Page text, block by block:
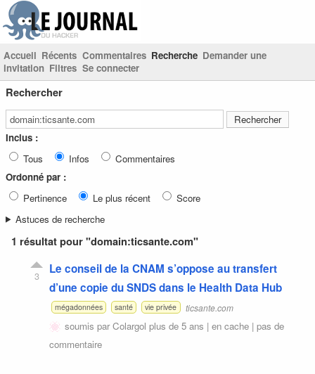
Accueil Récents Commentaires Recherche Demander une
invitation Filtres Se connecter
Rechercher
Inclus :
Tous
Infos
Commentaires
Ordonné par :
Pertinence
Le plus récent
Score
Astuces de recherche
1 résultat pour "domain:ticsante.com"
3
Le conseil de la CNAM s’oppose au transfert
d’une copie du SNDS dans le Health Data Hub
mégadonnées santé vie privée ticsante.com
soumis parColargol plus de 5 ans | en cache | pas de
commentaire